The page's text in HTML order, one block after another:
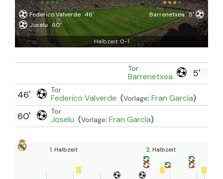
Federico Valverde 46'
Joselu 60'
Barrenetxea 5'
Halbzeit: 0-1
5'
Tor
Barrenetxea
Tor
Federico Valverde (Vorlage: Fran García)
46'
Tor
Joselu (Vorlage: Fran García)
60'
1. Halbzeit 2. Halbzeit